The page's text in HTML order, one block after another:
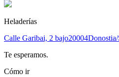
Heladerías
Calle Garibai, 2 bajo20004Donostia/
Te esperamos.
Cómo ir